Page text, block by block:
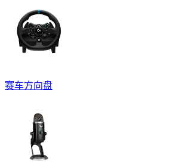
赛车方向盘